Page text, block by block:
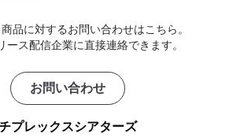
品に対するお問い合わせはこちら。
ース配信企業に直接連絡できます。
お問い合わせ
プレックスシアターズ